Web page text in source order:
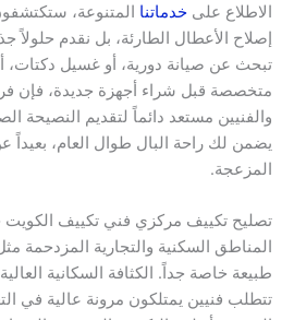
الاطلاع على خدماتنا المتنوعة،
إصلاح الأعطال الطارئة، بل نقدم حلولاً
تبحث عن صيانة دورية، أو غسيل دكتات،
متخصصة قبل شراء أجهزة جديدة، فإن
والفنيين مستعد دائماً لتقديم النصيحة
يضمن لك راحة البال طوال العام،
المزعجة.
تصليح تكييف مركزي فني تكييف الكويت
المناطق السكنية والتجارية المزدحمة
طبيعة خاصة جداً. الكثافة السكانية
تتطلب فنيين يمتلكون مرونة عالية في